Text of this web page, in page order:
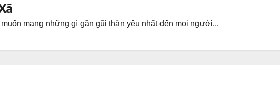
mang những gì gần gũi thân yêu nhất đến mọi người...